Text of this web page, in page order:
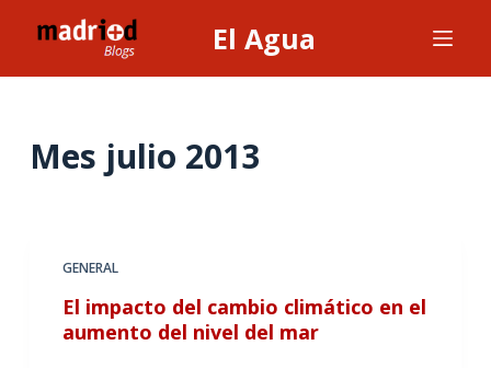
l
El Agua
Mes julio 2013
GENERAL
El impacto del cambio climático en el
aumento del nivel del mar